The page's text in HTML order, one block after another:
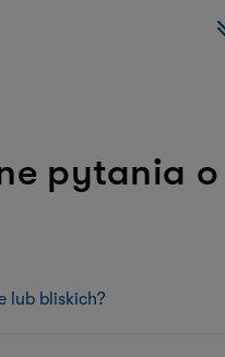
pytania
lub bliskich?